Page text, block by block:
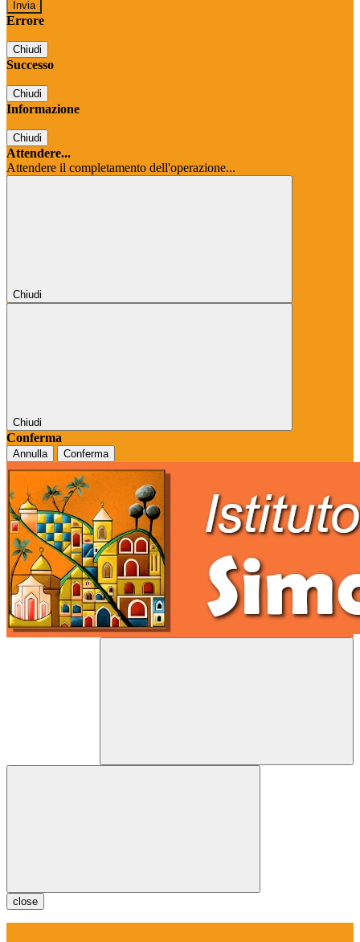
Errore
Chiudi
Successo
Chiudi
Informazione
Chiudi
Attendere...
Attendere il completamento dell'operazione...
Chiudi
Chiudi
Conferma
Annulla Conferma
close